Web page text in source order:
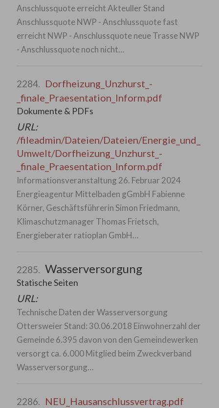
Anschlussquote erreicht Akteuller Stand
Anschlussquote NWP - Anschlussquote fast
erreicht NWP - Anschlussquote neue Trasse NWP
- Anschlussquote noch nicht…
2284. Dorfheizung_Unzhurst_-
_finale_Praesentation_Inform.pdf
Dokumente & PDFs
URL:
/fileadmin/Dateien/Dateien/Energie_und_
Umwelt/Dorfheizung_Unzhurst_-
_finale_Praesentation_Inform.pdf
Informationsveranstaltung 26. Februar 2024
Energieagentur Mittelbaden gGmbH Fabienne
Körner, Geschäftsführerin Simon Friedmann,
Klimaschutzmanager Thomas Frietsch,
Energieberater ratioplan GmbH…
2285. Wasserversorgung
Statische Seiten
URL:
Technische Daten der Wasserversorgung
Ottersweier Stand: 30.06.2018 Einwohnerzahl der
Gemeinde 6.395 davon von den Gemeindewerken
versorgt ca. 6.000 Mitglied beim Zweckverband
Wasserversorgung…
2286. NEU_Hausanschlussvertrag.pdf